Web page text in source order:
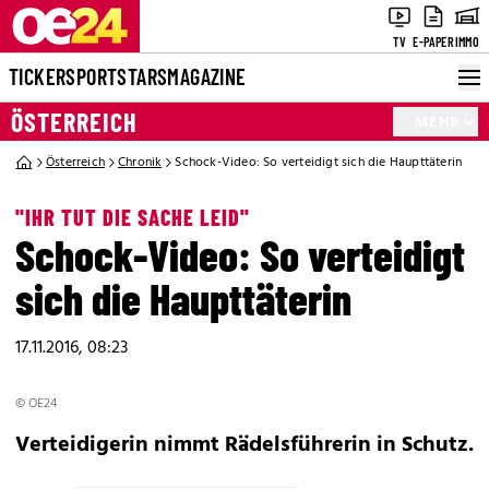
TV E-PAPERIMMO
TICKERSPORTSTARSMAGAZINE
ÖSTERREICH
Österreich Chronik Schock-Video: So verteidigt sich die Haupttäterin
"IHR TUT DIE SACHE LEID"
Schock-Video: So verteidigt
sich die Haupttäterin
17.11.2016, 08:23
© OE24
Verteidigerin nimmt Rädelsführerin in Schutz.